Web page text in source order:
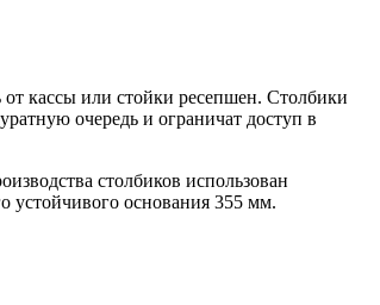
кассы или стойки ресепшен. Столбики
очередь и ограничат доступ в
столбиков использован
устойчивого основания 355 мм.